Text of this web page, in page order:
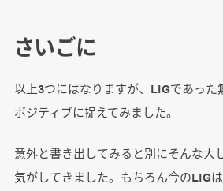
さいごに
以上3つにはなりますが、LIGであった
ポジティブに捉えてみました。
意外と書き出してみると別にそんな大
気がしてきました。もちろん今のLIG